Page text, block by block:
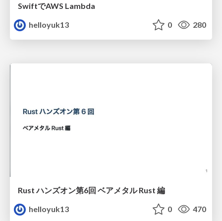
SwiftでAWS Lambda
helloyuk13
0 280
Rust ハンズオン第6回 ベアメタル Rust 編
helloyuk13
0 470